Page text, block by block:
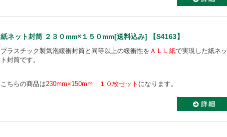
紙ネット封筒 ２３０mm×１５０mm[送料込み] 【S4163】
プラスチック製気泡緩衝封筒と同等以上の緩衝性を ＡＬＬ紙で実現した紙ネッ
ト封筒です。
こちらの商品は230mm×150mm １０枚セット になります。